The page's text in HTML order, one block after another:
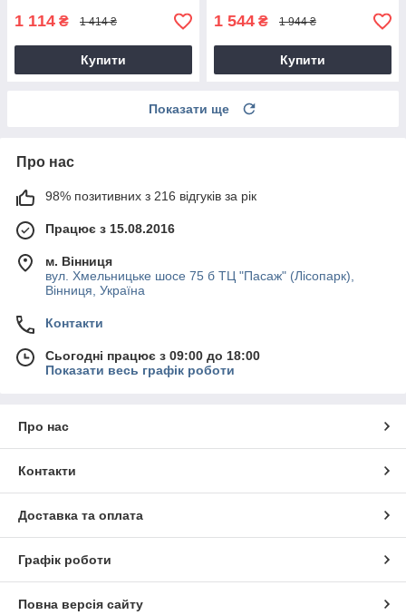
1 114 ₴ 1 414 ₴
Купити
1 544 ₴ 1 944 ₴
Купити
Показати ще
Про нас
98% позитивних з 216 відгуків за рік
Працює з 15.08.2016
м. Вінниця
вул. Хмельницьке шосе 75 б ТЦ "Пасаж" (Лісопарк),
Вінниця, Україна
Контакти
Сьогодні працює з 09:00 до 18:00
Показати весь графік роботи
Про нас
Контакти
Доставка та оплата
Графік роботи
Повна версія сайту